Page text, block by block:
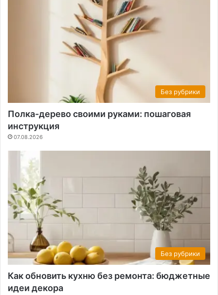
Без рубрики
Полка-дерево своими руками: пошаговая
инструкция
07.08.2026
Без рубрики
Как обновить кухню без ремонта: бюджетные
идеи декора